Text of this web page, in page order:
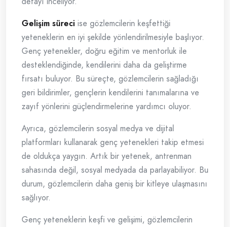
Gelişim süreci ise gözlemcilerin keşfettiği
yeteneklerin en iyi şekilde yönlendirilmesiyle başlıyor.
Genç yetenekler, doğru eğitim ve mentorluk ile
desteklendiğinde, kendilerini daha da geliştirme
fırsatı buluyor. Bu süreçte, gözlemcilerin sağladığı
geri bildirimler, gençlerin kendilerini tanımalarına ve
zayıf yönlerini güçlendirmelerine yardımcı oluyor.
Ayrıca, gözlemcilerin sosyal medya ve dijital
platformları kullanarak genç yetenekleri takip etmesi
de oldukça yaygın. Artık bir yetenek, antrenman
sahasında değil, sosyal medyada da parlayabiliyor. Bu
durum, gözlemcilerin daha geniş bir kitleye ulaşmasını
sağlıyor.
Genç yeteneklerin keşfi ve gelişimi, gözlemcilerin